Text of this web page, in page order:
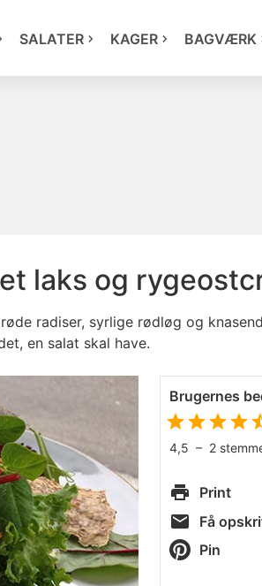
SALATER KAGER BAGVÆRK
laks og
radiser, syrlige rødløg og
en salat skal have.
Brugernes
4,5 – 2
Print
Få
Pin